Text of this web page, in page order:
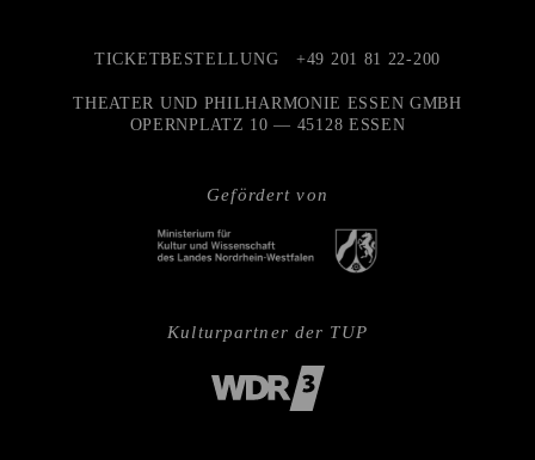
Gefördert von
TICKETBESTELLUNG +49 201 81 22-200
THEATER UND PHILHARMONIE ESSEN GMBH
OPERNPLATZ 10 — 45128 ESSEN
Kulturpartner der TUP